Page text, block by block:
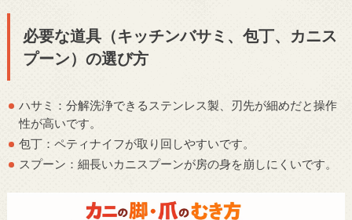
必要な道具（キッチンバサミ、包丁、カニス
プーン）の選び方
ハサミ：分解洗浄できるステンレス製、刃先が細めだと操作
性が高いです。
包丁：ペティナイフが取り回しやすいです。
スプーン：細長いカニスプーンが房の身を崩しにくいです。